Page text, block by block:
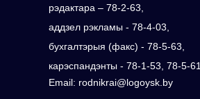
рэдактара – 78-2-63,
аддзел рэкламы - 78-4-03,
бухгалтэрыя (факс) - 78-5-63,
карэспандэнты - 78-1-53, 78-5-61
Email: rodnikrai@logoysk.by